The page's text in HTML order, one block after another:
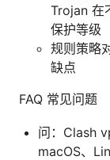
Trojan 在
保护等级
规则策略
缺点
FAQ 常见问题
问：Clash
macOS、